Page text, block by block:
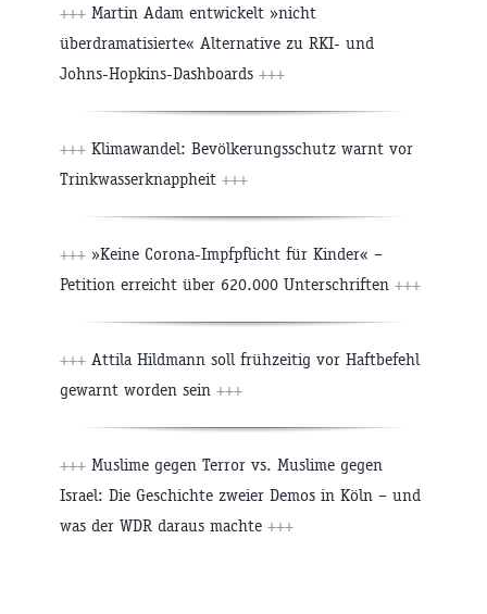
+++ Martin Adam entwickelt »nicht
überdramatisierte« Alternative zu RKI- und
Johns-Hopkins-Dashboards +++
+++ Klimawandel: Bevölkerungsschutz warnt vor
Trinkwasserknappheit +++
+++ »Keine Corona-Impfpflicht für Kinder« –
Petition erreicht über 620.000 Unterschriften +++
+++ Attila Hildmann soll frühzeitig vor Haftbefehl
gewarnt worden sein +++
+++ Muslime gegen Terror vs. Muslime gegen
Israel: Die Geschichte zweier Demos in Köln – und
was der WDR daraus machte +++